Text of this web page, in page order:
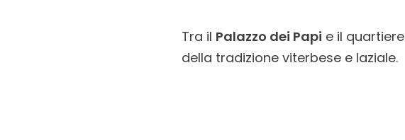
Tra il Palazzo dei Papi e il
della tradizione viterbese e laziale.